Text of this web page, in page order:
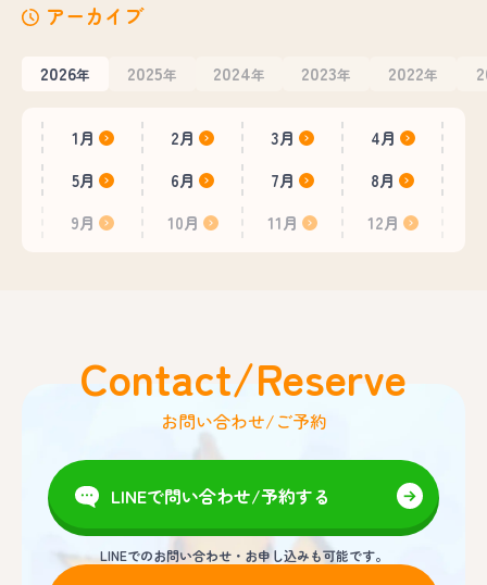
アーカイブ
2026年 2025年 2024年 2023年 2022年
1月 2月 3月
4月
5月
6月 7月
8月
9月
10月 11月 12月
Contact/Reserve
お問い合わせ/ご予約
LINEで問い合わせ/予約する
LINEでのお問い合わせ・お申し込みも可能です。